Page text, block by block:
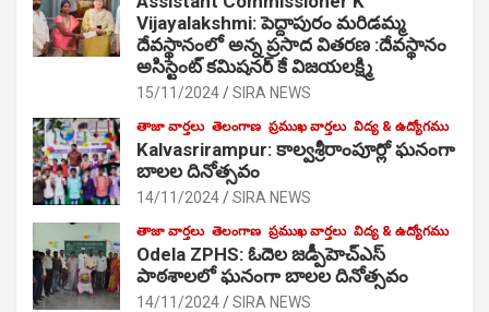
Vijayalakshmi: పెద్దాపురం మరిడమ్మ
దేవస్థానంలో అన్న ప్రసాద వితరణ :దేవస్థానం
అసిస్టెంట్ కమిషనర్ కే విజయలక్ష్మి
15/11/2024 SIRA NEWS
తాజా వార్తలు తెలంగాణ ప్రముఖ వార్తలు విద్య & ఉద్యోగము
Kalvasrirampur: కాల్వశ్రీరాంపూర్లో ఘనంగా
బాలల దినోత్సవం
14/11/2024 SIRA NEWS
తాజా వార్తలు తెలంగాణ ప్రముఖ వార్తలు విద్య & ఉద్యోగము
Odela ZPHS: ఓదెల జ‌డ్పీహెచ్ఎస్
పాఠ‌శాల‌లో ఘనంగా బాలల దినోత్సవం
14/11/2024 SIRA NEWS